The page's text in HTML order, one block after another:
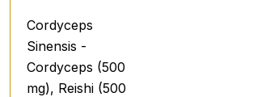
Naturalny ekstrakt i prebiotyki
Acerola- naturalne źródło
Inulina- błonnik prebiotyczny,
Cordyceps
Sinensis -
Cordyceps (500
mg), Reishi (500